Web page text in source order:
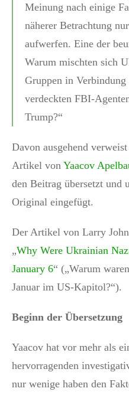
Meinung nach einige
näherer Betrachtung
aufwerfen. Eine der
Warum mischten sich
Gruppen in
verdeckten FBI-
Trump?“
Davon ausgehend
Artikel von Yaacov
den Beitrag übersetzt
Original eingefügt.
Der Artikel von Larry
„Why Were Ukrainian
January 6“ („Warum
Januar im US-Kapitol?“).
Beginn der Übersetzung
Yaacov hat vor mehr als
hervorragenden
nur wenige haben den